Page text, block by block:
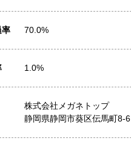
率 70.0%
1.0%
株式会社メガネトップ
静岡県静岡市葵区伝馬町8-6